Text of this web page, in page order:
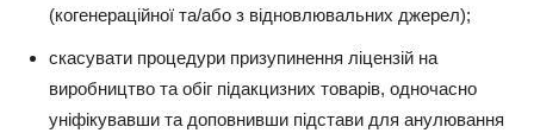
(когенераційної та/або з відновлювальних джерел);
скасувати процедури призупинення ліцензій на
виробництво та обіг підакцизних товарів, одночасно
уніфікувавши та доповнивши підстави для анулювання